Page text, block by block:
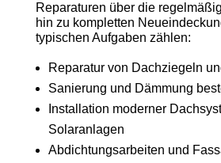
Reparaturen über die
hin zu kompletten
typischen Aufgaben zählen:
Reparatur von Dachziegeln
Sanierung und Dämmung
Installation moderner
Solaranlagen
Abdichtungsarbeiten und